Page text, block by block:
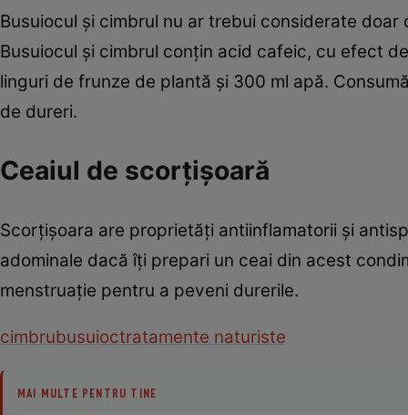
Busuiocul şi cimbrul nu ar trebui considerate
Busuiocul şi cimbrul conţin acid cafeic, cu efect
linguri de frunze de plantă şi 300 ml apă.
de dureri.
Ceaiul de scorţişoară
Scorţişoara are proprietăţi antiinflamatorii şi
adominale dacă îţi prepari un ceai din acest
menstruaţie pentru a peveni durerile.
cimbrubusuioctratamente naturiste
MAI MULTE PENTRU TINE